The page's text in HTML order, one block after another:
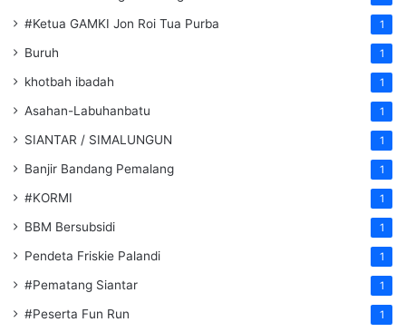
#Ketua GAMKI Jon Roi Tua Purba 1
Buruh 1
khotbah ibadah 1
Asahan-Labuhanbatu 1
SIANTAR / SIMALUNGUN 1
Banjir Bandang Pemalang 1
#KORMI 1
BBM Bersubsidi 1
Pendeta Friskie Palandi 1
#Pematang Siantar 1
#Peserta Fun Run 1